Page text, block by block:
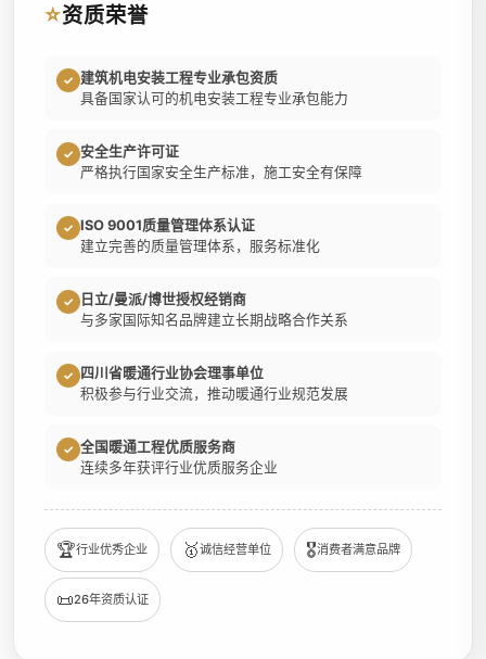
⭐资质荣誉
✓ 建筑机电安装工程专业承包资质
具备国家认可的机电安装工程专业承包能力
✓ 安全生产许可证
严格执行国家安全生产标准，施工安全有保障
✓ ISO 9001质量管理体系认证
建立完善的质量管理体系，服务标准化
✓
日立/曼派/博世授权经销商
与多家国际知名品牌建立长期战略合作关系
✓
四川省暖通行业协会理事单位
积极参与行业交流，推动暖通行业规范发展
✓ 全国暖通工程优质服务商
连续多年获评行业优质服务企业
🏆行业优秀企业 🥇诚信经营单位 🎖️消费者满意品牌
📜26年资质认证